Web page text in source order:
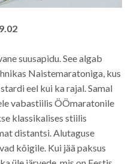
suusapidu. See algab
Naistemaratoniga, kus
eel kui ka rajal. Samal
vabastiilis ÖÖmaratonile
klassikalises stiilis
distantsi. Alutaguse
kõigile. Kui jää paksus